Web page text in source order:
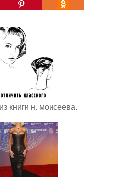
книги н. моисеева.